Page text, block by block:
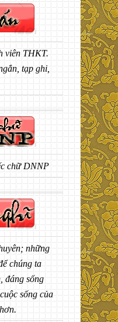
viên THKT.
tạp ghi,
chữ DNNP
những
chúng ta
đáng sống
sống của